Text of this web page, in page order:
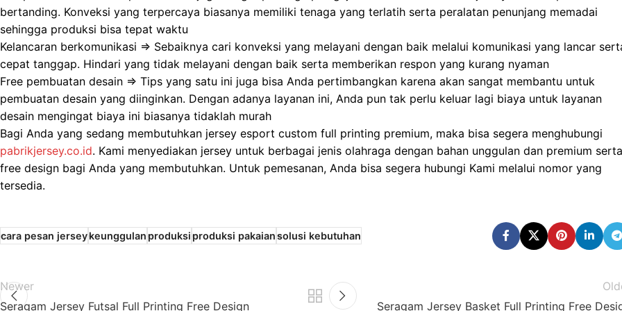
bertanding. Konveksi yang terpercaya biasanya memiliki tenaga yang terlatih serta peralatan penunjang memadai
sehingga produksi bisa tepat waktu
Kelancaran berkomunikasi => Sebaiknya cari konveksi yang melayani dengan baik melalui komunikasi yang lancar
cepat tanggap. Hindari yang tidak melayani dengan baik serta memberikan respon yang kurang nyaman
Free pembuatan desain => Tips yang satu ini juga bisa Anda pertimbangkan karena akan sangat membantu untuk
pembuatan desain yang diinginkan. Dengan adanya layanan ini, Anda pun tak perlu keluar lagi biaya untuk layanan
desain mengingat biaya ini biasanya tidaklah murah
Bagi Anda yang sedang membutuhkan jersey esport custom full printing premium, maka bisa segera menghubungi
pabrikjersey.co.id. Kami menyediakan jersey untuk berbagai jenis olahraga dengan bahan unggulan dan premium serta
free design bagi Anda yang membutuhkan. Untuk pemesanan, Anda bisa segera hubungi Kami melalui nomor yang
tersedia.
cara pesan jerseykeunggulanproduksiproduksi pakaiansolusi kebutuhan
Newer
Seragam Jersey Futsal Full Printing Free Design
Seragam Jersey Basket Full Printing Free